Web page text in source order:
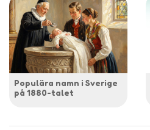
Populära namn i Sverige
på 1880-talet